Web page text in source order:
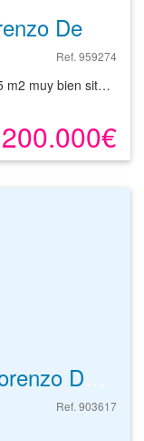
Ref. 959274
Local comercial de segunda mano de 56.75 m2 muy bien situado, a la venta en San Lorenzo de el Escorial, Madrid. Se trata de un lote formado por dos locales comerciales con una superficie total de 101.6 m². El inmueble está ubicado en zona céntrica con todo tipo de servicios, muy cercano a colegios, centro de salud; cuenta además con varios locales comerciales a sus alrededores y está muy próximo al Polideportivo Municipal. Inmueble bien comunicado por transporte público, con diferentes varias líneas de autobús y accesos por carretera mediante la M-505. Certificado de eficiencia energética en gestión. Si quiere más información no dude en ponerse en contacto con nosotros a través de cualquiera de nuestras vías de comunicación. Estaremos encantados de atenderle.
200.000€
Ref. 903617